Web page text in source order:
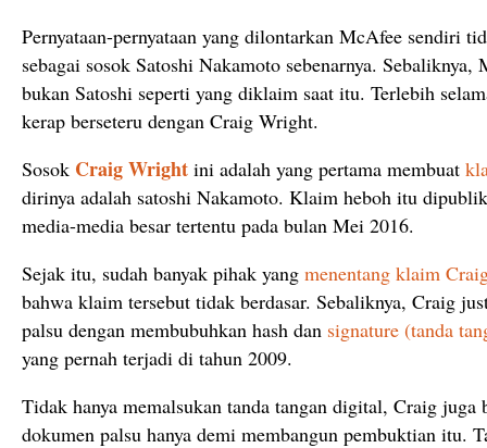
Pernyataan-pernyataan yang dilontarkan McAfee sendiri
sebagai sosok Satoshi Nakamoto sebenarnya.
bukan Satoshi seperti yang diklaim saat itu. Terlebih
kerap berseteru dengan Craig Wright.
Sosok Craig Wright ini adalah yang pertama membuat
dirinya adalah satoshi Nakamoto. Klaim heboh itu
media-media besar tertentu pada bulan Mei 2016.
Sejak itu, sudah banyak pihak yang menentang klaim
bahwa klaim tersebut tidak berdasar. Sebaliknya, Craig
palsu dengan membubuhkan hash dan signature (tanda
yang pernah terjadi di tahun 2009.
Tidak hanya memalsukan tanda tangan digital, Craig juga
dokumen palsu hanya demi membangun pembuktian itu.